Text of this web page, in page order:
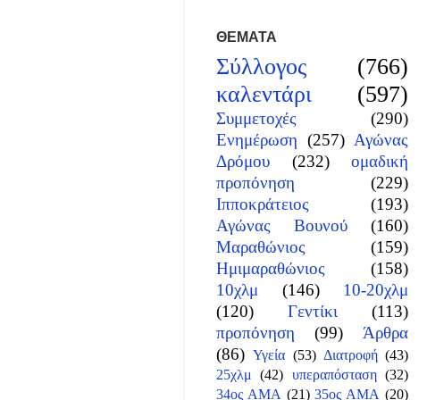
ΘΕΜΑΤΑ
Σύλλογος
(766)
καλεντάρι
(597)
Συμμετοχές
(290)
Ενημέρωση (257) Αγώνας
Δρόμου
(232)
ομαδική
προπόνηση
(229)
Ιπποκράτειος
(193)
Αγώνας Βουνού
(160)
Μαραθώνιος
(159)
Ημιμαραθώνιος
(158)
10χλμ
(146)
10-20χλμ
(120)
Γεντίκι
(113)
προπόνηση
(99)
Άρθρα
(86) Υγεία (53) Διατροφή (43)
25χλμ (42) υπεραπόσταση (32)
34ος ΑΜΑ (21) 35ος ΑΜΑ (20)